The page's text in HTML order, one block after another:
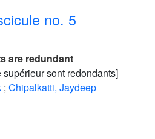
no. 5
are redundant
supérieur sont redondants]
; Chipalkatti, Jaydeep